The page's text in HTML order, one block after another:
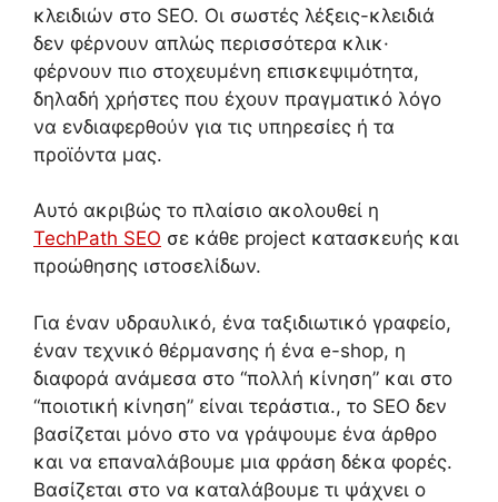
κλειδιών στο SEO. Οι σωστές λέξεις-κλειδιά
δεν φέρνουν απλώς περισσότερα κλικ·
φέρνουν πιο στοχευμένη επισκεψιμότητα,
δηλαδή χρήστες που έχουν πραγματικό λόγο
να ενδιαφερθούν για τις υπηρεσίες ή τα
προϊόντα μας.
Αυτό ακριβώς το πλαίσιο ακολουθεί η
TechPath SEO σε κάθε project κατασκευής και
προώθησης ιστοσελίδων.
Για έναν υδραυλικό, ένα ταξιδιωτικό γραφείο,
έναν τεχνικό θέρμανσης ή ένα e-shop, η
διαφορά ανάμεσα στο “πολλή κίνηση” και στο
“ποιοτική κίνηση” είναι τεράστια., το SEO δεν
βασίζεται μόνο στο να γράψουμε ένα άρθρο
και να επαναλάβουμε μια φράση δέκα φορές.
Βασίζεται στο να καταλάβουμε τι ψάχνει ο